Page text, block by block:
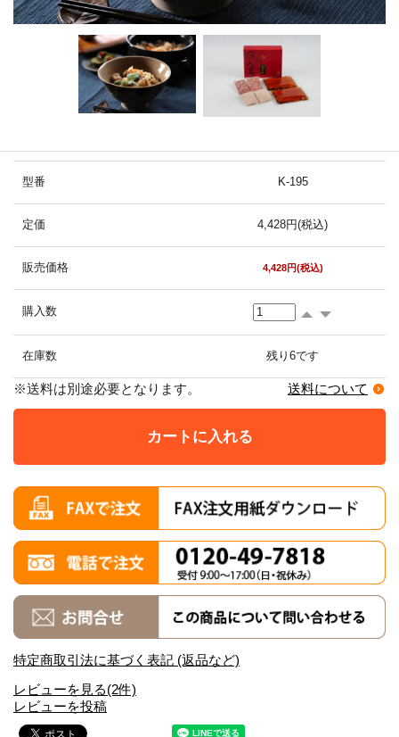
型番 K-195
定価 4,428円(税込)
販売価格 4,428円(税込)
購入数
在庫数 残り6です
※送料は別途必要となります。 送料について
特定商取引法に基づく表記 (返品など)
レビューを見る(2件)
レビューを投稿